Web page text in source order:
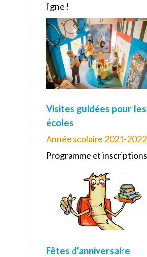
ligne !
Visites guidées pour les
écoles
Année scolaire 2021-2022
Programme et inscriptions
Fêtes d'anniversaire